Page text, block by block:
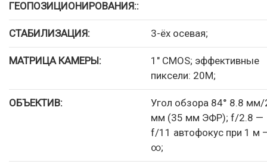
ГЕОПОЗИЦИОНИРОВАНИЯ::
СТАБИЛИЗАЦИЯ: 3-ёх осевая;
МАТРИЦА КАМЕРЫ:
1″ CMOS; эффективные
пиксели: 20M;
ОБЪЕКТИВ:
Угол обзора 84° 8.8
мм (35 мм ЭФР); f/2.8 —
f/11 автофокус при 1 м
∞;